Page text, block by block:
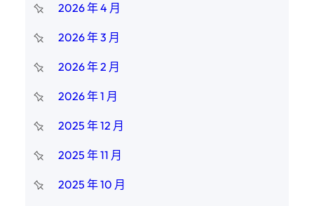
2026 年 4 月
2026 年 3 月
2026 年 2 月
2026 年 1 月
2025 年 12 月
2025 年 11 月
2025 年 10 月